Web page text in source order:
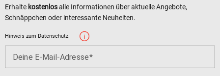
Erhalte kostenlosalle Informationen über aktuelle Angebote,
Schnäppchen oder interessante Neuheiten.
Hinweis zum Datenschutz
Deine E-Mail-Adresse